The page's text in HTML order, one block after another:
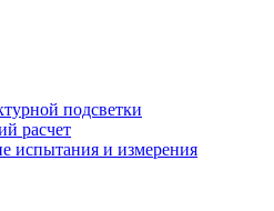
подсветки
расчет
испытания и измерения